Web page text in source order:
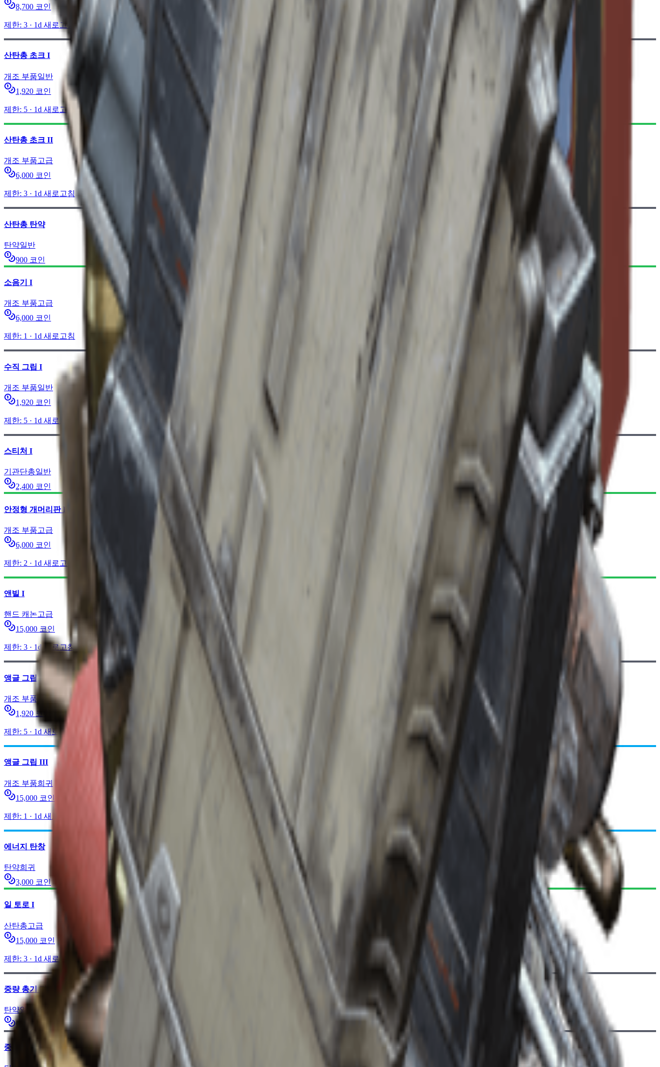
8,700 코인
제한: 3 · 1d 새로고침
산탄총 초크 I
개조 부품일반
1,920 코인
제한: 5 · 1d 새로고침
산탄총 초크 II
개조 부품고급
6,000 코인
제한: 3 · 1d 새로고침
산탄총 탄약
탄약일반
900 코인
소음기 I
개조 부품고급
6,000 코인
제한: 1 · 1d 새로고침
수직 그립 I
개조 부품일반
1,920 코인
제한: 5 · 1d 새로고침
스티처 I
기관단총일반
2,400 코인
안정형 개머리판 II
개조 부품고급
6,000 코인
제한: 2 · 1d 새로고침
앤빌 I
핸드 캐논고급
15,000 코인
제한: 3 · 1d 새로고침
앵글 그립 I
개조 부품 일반
1,920 코인
제한: 5 · 1d 새로고침
앵글 그립 III
개조 부품희귀
15,000 코인
제한: 1 · 1d 새로고침
에너지 탄창
탄약희귀
3,000 코인
일 토로 I
산탄총고급
15,000 코인
제한: 3 · 1d 새로고침
중량 총기 탄약
탄약일반
900
코인
중량 탄약